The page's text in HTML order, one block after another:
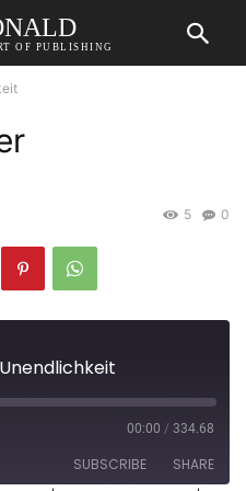
OF PUBLISHING
0
5
00:00 / 334.68
SUBSCRIBE SHARE